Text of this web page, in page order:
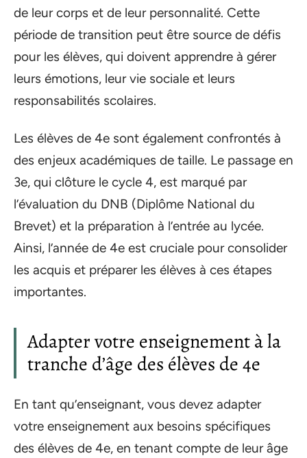
de leur corps et de leur personnalité. Cette
période de transition peut être source de défis
pour les élèves, qui doivent apprendre à gérer
leurs émotions, leur vie sociale et leurs
responsabilités scolaires.
Les élèves de 4e sont également confrontés à
des enjeux académiques de taille. Le passage en
3e, qui clôture le cycle 4, est marqué par
l’évaluation du DNB (Diplôme National du
Brevet) et la préparation à l’entrée au lycée.
Ainsi, l’année de 4e est cruciale pour consolider
les acquis et préparer les élèves à ces étapes
importantes.
Adapter votre enseignement à la
tranche d’âge des élèves de 4e
En tant qu’enseignant, vous devez adapter
votre enseignement aux besoins spécifiques
des élèves de 4e, en tenant compte de leur âge